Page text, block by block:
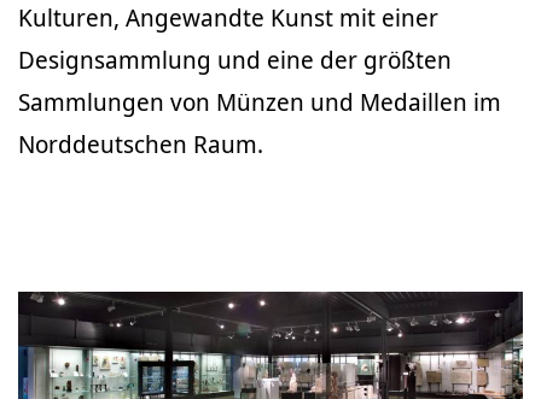
Kulturen, Angewandte Kunst mit einer
Designsammlung und eine der größten
Sammlungen von Münzen und Medaillen im
Norddeutschen Raum.